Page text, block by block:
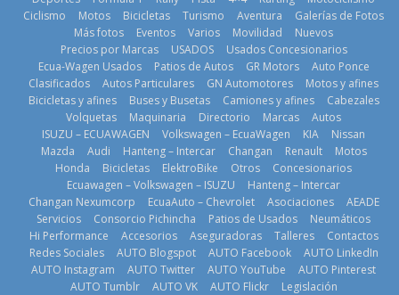
Mercado
automotor
ecuatoriano
creció un 28%
en julio de
2026
4 de agosto de
La Vuelta al
Ecuador 2026,
edición 47ª,
recorre 7
provincias en 8
días
1 de agosto de
2026
¿Qué puede
pasar con tu
vehículo si
permanece
varios días sin
usar?
3 de agosto de
2026
Ciclismo
Motos Bicicletas Turismo Aventura
Galerías de Fotos
Más fotos
Eventos Varios Movilidad
Nuevos
Precios por Marcas
USADOS
Usados Concesionarios
Ecua-Wagen Usados
Patios de Autos GR Motors
Auto Ponce
Clasificados
Autos Particulares GN Automotores
Motos y afines
Bicicletas y afines
Buses y Busetas Camiones y afines
Cabezales
Volquetas
Maquinaria Directorio Marcas
Autos
ISUZU – ECUAWAGEN
Volkswagen – EcuaWagen KIA
Nissan
Mazda
Audi Hanteng – Intercar Changan Renault
Motos
Honda
Bicicletas ElektroBike Otros
Concesionarios
Ecuawagen – Volkswagen – ISUZU
Hanteng – Intercar
Changan Nexumcorp
EcuaAuto – Chevrolet Asociaciones
AEADE
Servicios
Consorcio Pichincha Patios de Usados
Neumáticos
Hi Performance
Accesorios Aseguradoras Talleres
Contactos
Redes Sociales
AUTO Blogspot AUTO Facebook
AUTO LinkedIn
AUTO Instagram
AUTO Twitter AUTO YouTube
AUTO Pinterest
AUTO Tumblr
AUTO VK AUTO Flickr Legislación